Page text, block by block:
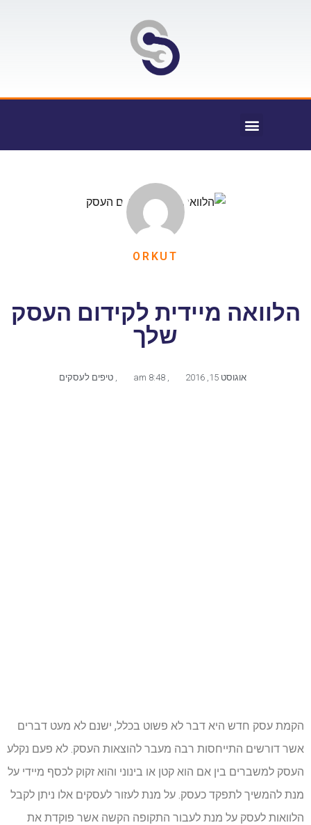
ORKUT
הלוואה מיידית לקידום העסק
שלך
אוגוסט 15, 2016 טיפים לעסקים
הקמת עסק חדש היא דבר לא פשוט בכלל, ישנם לא מעט דברים
אשר דורשים התייחסות רבה מעבר להוצאות העסק. לא פעם נקלע
העסק למשברים בין אם הוא קטן או בינוני והוא זקוק לכסף מיידי על
מנת להמשיך לתפקד כעסק. על מנת לעזור לעסקים אלו ניתן לקבל
הלוואות לעסק על מנת לעבור התקופה הקשה אשר פוקדת את